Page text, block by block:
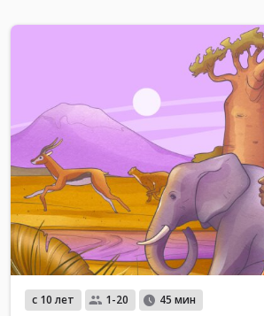
с 10 лет 1-20 45 мин